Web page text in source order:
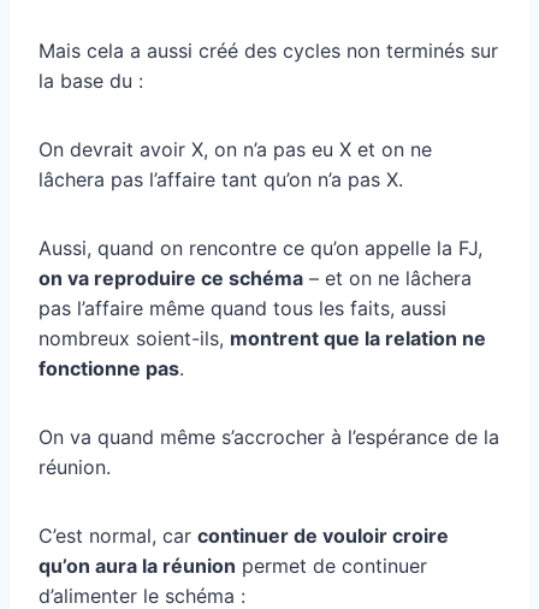
Mais cela a aussi créé des cycles non terminés sur
la base du :
On devrait avoir X, on n’a pas eu X et on ne
lâchera pas l’affaire tant qu’on n’a pas X.
Aussi, quand on rencontre ce qu’on appelle la FJ,
on va reproduire ce schéma – et on ne lâchera
pas l’affaire même quand tous les faits, aussi
nombreux soient-ils, montrent que la relation ne
fonctionne pas.
On va quand même s’accrocher à l’espérance de la
réunion.
C’est normal, car continuer de vouloir croire
qu’on aura la réunion permet de continuer
d’alimenter le schéma :